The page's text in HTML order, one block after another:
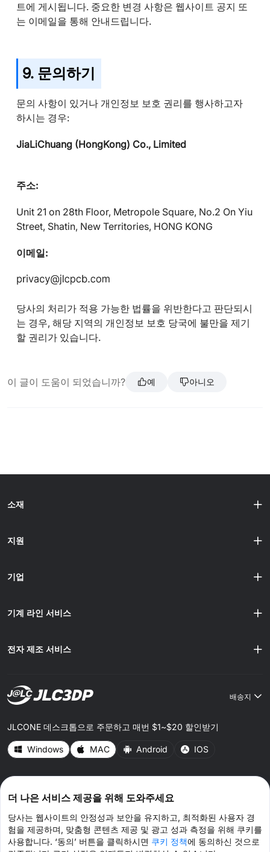
트에 게시됩니다. 중요한 변경 사항은 웹사이트 공지 또
는 이메일을 통해 안내드립니다.
9. 문의하기
문의 사항이 있거나 개인정보 보호 권리를 행사하고자
하시는 경우:
JiaLiChuang (HongKong) Co., Limited
주소:
Unit 21 on 28th Floor, Metropole Square, No.2 On Yiu
Street, Shatin, New Territories, HONG KONG
이메일:
당사의 처리가 적용 가능한 법률을 위반한다고 판단되시
는 경우, 해당 지역의 개인정보 보호 당국에 불만을 제기
할 권리가 있습니다.
이 글이 도움이 되었습니까? 예 아니오
소재
지원
기업
기계 라인 서비스
전자 제조 서비스
배송지
JLCONE 데스크톱으로 주문하고 매번 $1~$20 할인받기
Windows MAC Android IOS
더 나은 서비스 제공을 위해 도와주세요
당사는 웹사이트의 안정성과 보안을 유지하고, 최적화된 사용자 경
험을 제공하며, 맞춤형 콘텐츠 제공 및 광고 성과 측정을 위해 쿠키를
사용합니다. ‘동의’ 버튼을 클릭하시면 쿠키 정책에 동의하신 것으로